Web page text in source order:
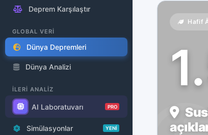
Deprem Karşılaştır
GLOBAL VERİ
Dünya Depremleri
Dünya Analizi
İLERİ ANALİZ
AI Laboratuvarı PRO
Simülasyonlar YENİ
Hafif